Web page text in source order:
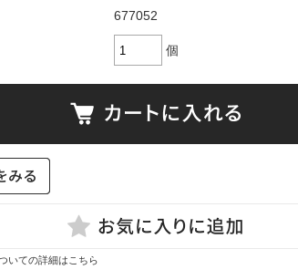
て
ズ表
677052
個
いての詳細はこちら